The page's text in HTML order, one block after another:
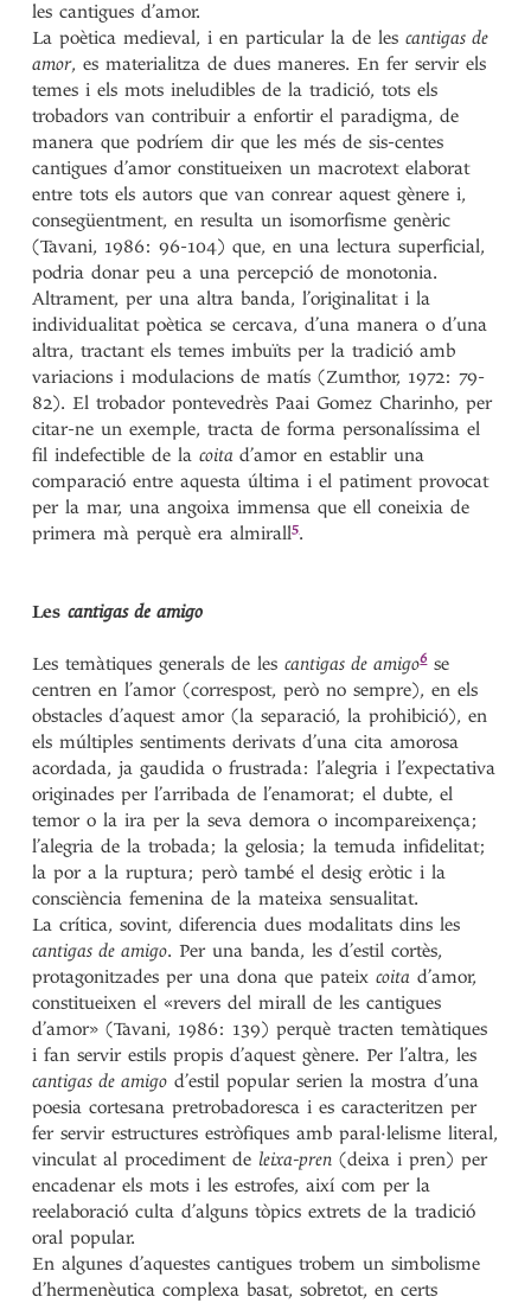
les cantigues d’amor.
La poètica medieval, i en particular la de lescantigas de
amor, es materialitza de dues maneres. En fer servir els
temes i els mots ineludibles de la tradició, tots els
trobadors van contribuir a enfortir el paradigma, de
manera que podríem dir que les més de sis-centes
cantigues d’amor constitueixen un macrotext elaborat
entre tots els autors que van conrear aquest gènere i,
consegüentment, en resulta un isomorfisme genèric
(Tavani, 1986: 96-104) que, en una lectura superficial,
podria donar peu a una percepció de monotonia.
Altrament, per una altra banda, l’originalitat i la
individualitat poètica se cercava, d’una manera o d’una
altra, tractant els temes imbuïts per la tradició amb
variacions i modulacions de matís (Zumthor, 1972: 79-
82). El trobador pontevedrès Paai Gomez Charinho, per
citar-ne un exemple, tracta de forma personalíssima el
fil indefectible de lacoitad’amor en establir una
comparació entre aquesta última i el patiment provocat
per la mar, una angoixa immensa que ell coneixia de
primera mà perquè eraalmirall5.
Lescantigas de amigo
Les temàtiques generals de lescantigas de amigo6se
centren en l’amor (correspost, però no sempre), en els
obstacles d’aquest amor (la separació, la prohibició), en
els múltiples sentiments derivats d’una cita amorosa
acordada, ja gaudida o frustrada: l’alegria i l’expectativa
originades per l’arribada de l’enamorat; el dubte, el
temor o la ira per la seva demora o incompareixença;
l’alegria de la trobada; la gelosia; la temuda infidelitat;
la por a la ruptura; però també el desig eròtic i la
consciència femenina de la mateixa sensualitat.
La crítica, sovint, diferencia dues modalitats dins les
cantigas de amigo. Per una banda, les d’estil cortès,
protagonitzades per una dona que pateixcoita d’amor,
constitueixen el «revers del mirall de les cantigues
d’amor» (Tavani, 1986: 139) perquè tracten temàtiques
i fan servir estils propis d’aquest gènere. Per l’altra, les
cantigas de amigo d’estil popular serien la mostra d’una
poesia cortesana pretrobadoresca i es caracteritzen per
fer servir estructures estròfiques amb paral·lelisme literal,
vinculat al procediment de leixa-pren (deixa i pren) per
encadenar els mots i les estrofes, així com per la
reelaboració culta d’alguns tòpics extrets de la tradició
oral popular.
En algunes d’aquestes cantigues trobem un simbolisme
d’hermenèutica complexa basat, sobretot, en certs